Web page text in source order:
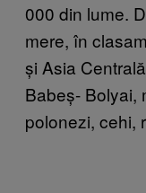
000 din lume.
mere, în
și Asia
Babeș- Bolyai,
polonezi, cehi,